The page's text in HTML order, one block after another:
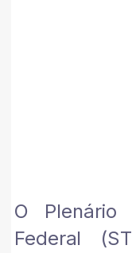
O Plenário
Federal